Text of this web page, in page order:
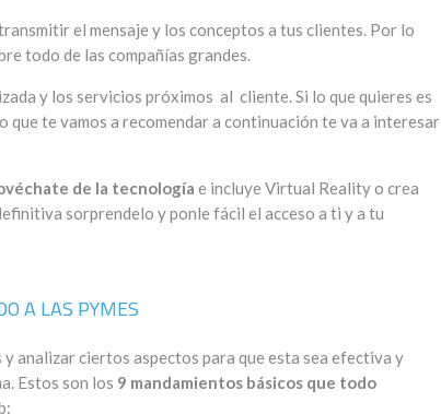
el mensaje y los conceptos a tus clientes. Por lo
todo de las compañías grandes.
y los servicios próximos al cliente. Si lo que quieres es
te vamos a recomendar a continuación te va a interesar
de la tecnología e incluye Virtual Reality o crea
sorprendelo y ponle fácil el acceso a ti y a tu
A LAS PYMES
analizar ciertos aspectos para que esta sea efectiva y
Estos son los 9 mandamientos básicos que todo